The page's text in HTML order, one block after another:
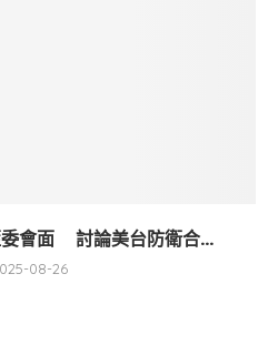
會面 討論美台防衛合...
08-26